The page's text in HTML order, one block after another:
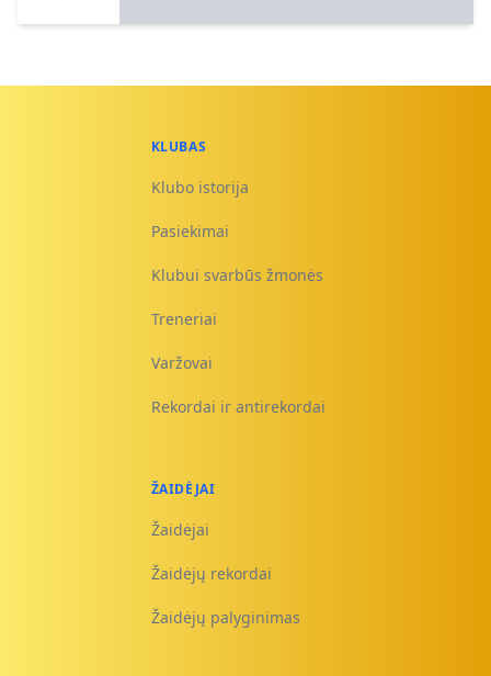
KLUBAS
Klubo istorija
Pasiekimai
Klubui svarbūs žmonės
Treneriai
Varžovai
Rekordai ir antirekordai
ŽAIDĖJAI
Žaidėjai
Žaidėjų rekordai
Žaidėjų palyginimas